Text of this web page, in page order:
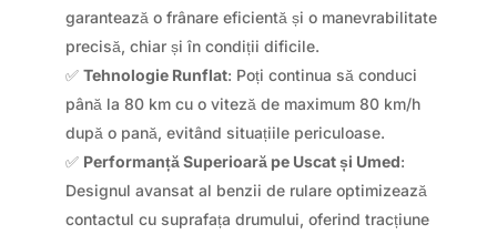
garantează o frânare eficientă și o manevrabilitate
precisă, chiar și în condiții dificile.
✅ Tehnologie Runflat: Poți continua să conduci
până la 80 km cu o viteză de maximum 80 km/h
după o pană, evitând situațiile periculoase.
✅ Performanță Superioară pe Uscat și Umed:
Designul avansat al benzii de rulare optimizează
contactul cu suprafața drumului, oferind tracțiune